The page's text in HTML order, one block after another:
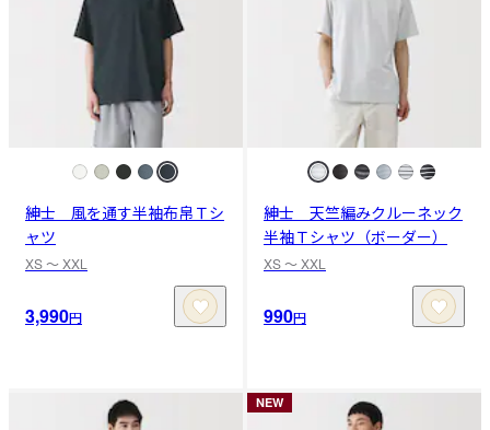
紳士 風を通す半袖布帛Ｔシ
ャツ
XS 〜 XXL
3,990円
紳士 天竺編みクルーネック
半袖Ｔシャツ（ボーダー）
XS 〜 XXL
990円
NEW